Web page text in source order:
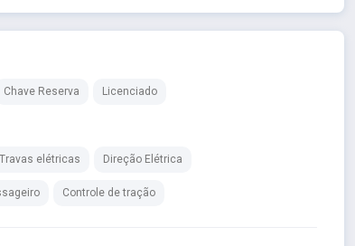
Chave Reserva Licenciado
Travas elétricas Direção Elétrica
Controle de tração